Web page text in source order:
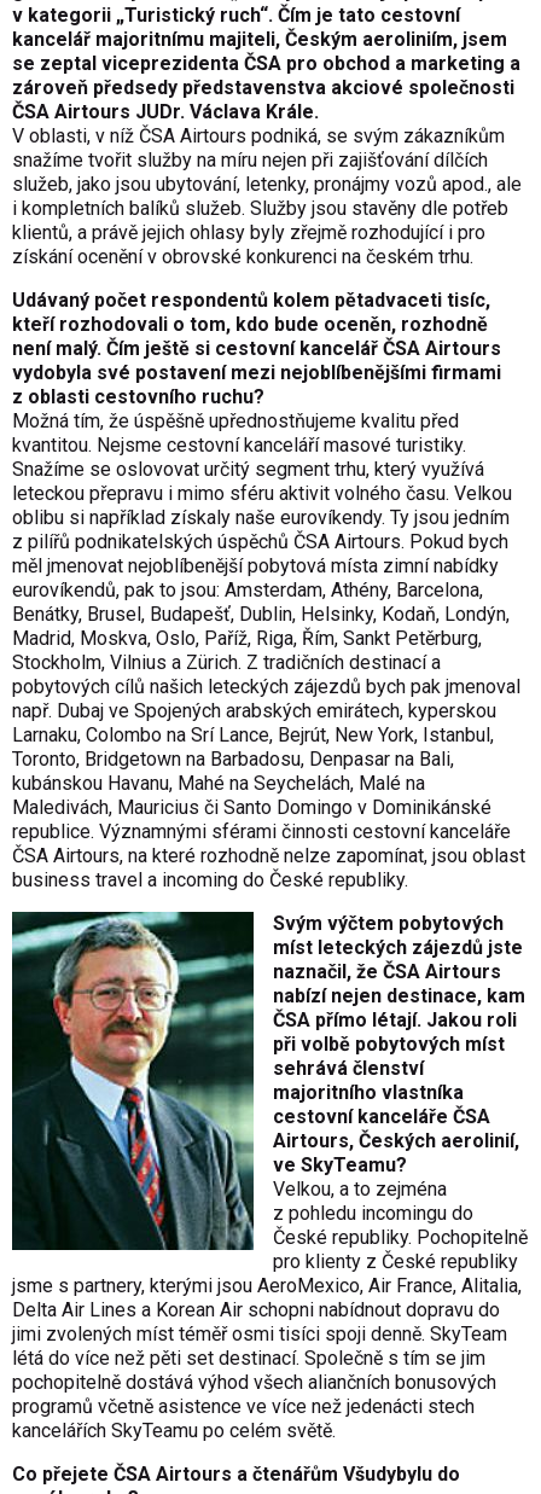
v kategorii „Turistický ruch“. Čím je tato cestovní
kancelář majoritnímu majiteli, Českým aeroliniím, jsem
se zeptal viceprezidenta ČSA pro obchod a marketing a
zároveň předsedy představenstva akciové společnosti
ČSA Airtours JUDr. Václava Krále.
V oblasti, v níž ČSA Airtours podniká, se svým zákazníkům
snažíme tvořit služby na míru nejen při zajišťování dílčích
služeb, jako jsou ubytování, letenky, pronájmy vozů apod., ale
i kompletních balíků služeb. Služby jsou stavěny dle potřeb
klientů, a právě jejich ohlasy byly zřejmě rozhodující i pro
získání ocenění v obrovské konkurenci na českém trhu.
Udávaný počet respondentů kolem pětadvaceti tisíc,
kteří rozhodovali o tom, kdo bude oceněn, rozhodně
není malý. Čím ještě si cestovní kancelář ČSA Airtours
vydobyla své postavení mezi nejoblíbenějšími firmami
z oblasti cestovního ruchu?
Možná tím, že úspěšně upřednostňujeme kvalitu před
kvantitou. Nejsme cestovní kanceláří masové turistiky.
Snažíme se oslovovat určitý segment trhu, který využívá
leteckou přepravu i mimo sféru aktivit volného času. Velkou
oblibu si například získaly naše eurovíkendy. Ty jsou jedním
z pilířů podnikatelských úspěchů ČSA Airtours. Pokud bych
měl jmenovat nejoblíbenější pobytová místa zimní nabídky
eurovíkendů, pak to jsou: Amsterdam, Athény, Barcelona,
Benátky, Brusel, Budapešť, Dublin, Helsinky, Kodaň, Londýn,
Madrid, Moskva, Oslo, Paříž, Riga, Řím, Sankt Petěrburg,
Stockholm, Vilnius a Zürich. Z tradičních destinací a
pobytových cílů našich leteckých zájezdů bych pak jmenoval
např. Dubaj ve Spojených arabských emirátech, kyperskou
Larnaku, Colombo na Srí Lance, Bejrút, New York, Istanbul,
Toronto, Bridgetown na Barbadosu, Denpasar na Bali,
kubánskou Havanu, Mahé na Seychelách, Malé na
Maledivách, Mauricius či Santo Domingo v Dominikánské
republice. Významnými sférami činnosti cestovní kanceláře
ČSA Airtours, na které rozhodně nelze zapomínat, jsou oblast
business travel a incoming do České republiky.
Svým výčtem pobytových
míst leteckých zájezdů jste
naznačil, že ČSA Airtours
nabízí nejen destinace, kam
ČSA přímo létají. Jakou roli
při volbě pobytových míst
sehrává členství
majoritního vlastníka
cestovní kanceláře ČSA
Airtours, Českých aerolinií,
ve SkyTeamu?
Velkou, a to zejména
z pohledu incomingu do
České republiky. Pochopitelně
pro klienty z České republiky
jsme s partnery, kterými jsou AeroMexico, Air France, Alitalia,
Delta Air Lines a Korean Air schopni nabídnout dopravu do
jimi zvolených míst téměř osmi tisíci spoji denně. SkyTeam
létá do více než pěti set destinací. Společně s tím se jim
pochopitelně dostává výhod všech aliančních bonusových
programů včetně asistence ve více než jedenácti stech
kancelářích SkyTeamu po celém světě.
Co přejete ČSA Airtours a čtenářům Všudybylu do